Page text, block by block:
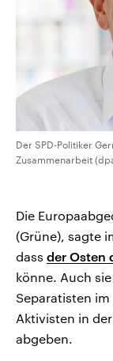
Der SPD-Politiker
Zusammenarbeit
Die
(Grüne), sagte
dass der Osten
könne. Auch
Separatisten
Aktivisten in
abgeben.